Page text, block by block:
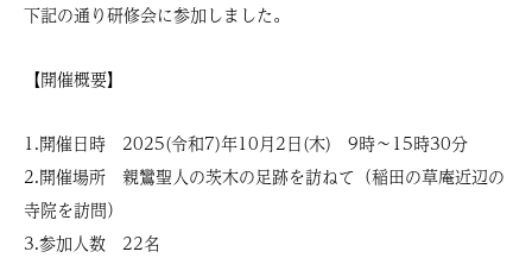
下記の通り研修会に参加しました。
【開催概要】
1.開催日時 2025(令和7)年10月2日(木) 9時～15時30分
2.開催場所 親鸞聖人の茨木の足跡を訪ねて（稲田の草庵近辺の
寺院を訪問）
3.参加人数 22名